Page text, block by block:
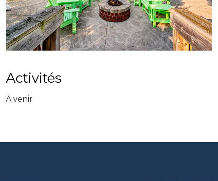
Activités
À venir